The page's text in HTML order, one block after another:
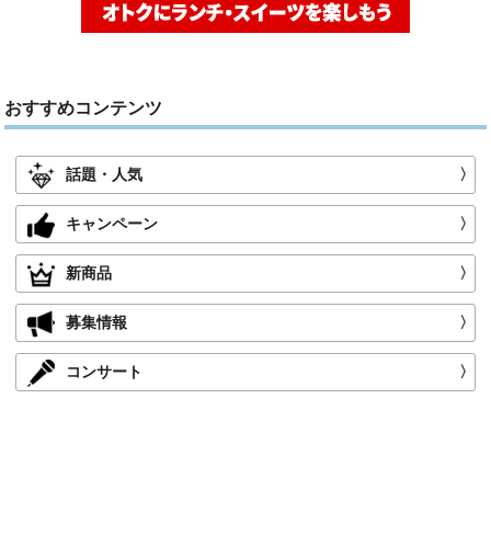
おすすめコンテンツ
話題・人気 〉
キャンペーン 〉
新商品 〉
募集情報 〉
コンサート 〉